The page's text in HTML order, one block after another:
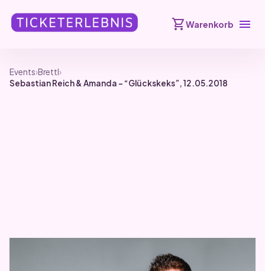
shopping_cartWarenkorb menu
Events›Brettl›
Sebastian Reich & Amanda – “Glückskeks”, 12.05.2018